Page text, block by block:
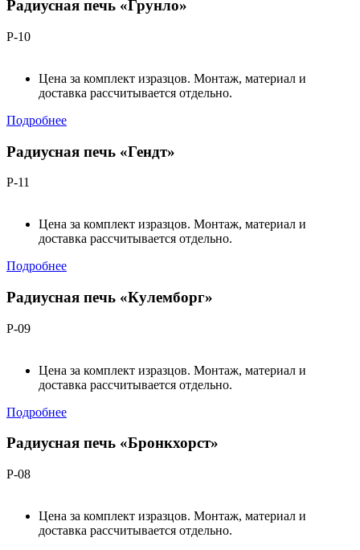
Радиусная печь «Грунло»
Р-10
Цена за комплект изразцов. Монтаж, материал и
доставка рассчитывается отдельно.
Подробнее
Радиусная печь «Гендт»
Р-11
Цена за комплект изразцов. Монтаж, материал и
доставка рассчитывается отдельно.
Подробнее
Радиусная печь «Кулемборг»
Р-09
Цена за комплект изразцов. Монтаж, материал и
доставка рассчитывается отдельно.
Подробнее
Радиусная печь «Бронкхорст»
Р-08
Цена за комплект изразцов. Монтаж, материал и
доставка рассчитывается отдельно.